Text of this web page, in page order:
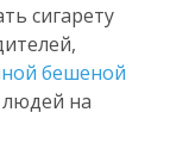
сигарету
бешеной
на